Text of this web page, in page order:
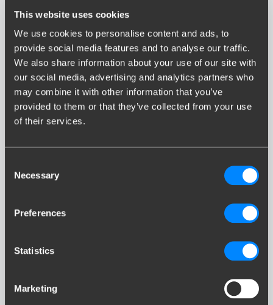
This website uses cookies
We use cookies to personalise content and ads, to
provide social media features and to analyse our traffic.
We also share information about your use of our site with
our social media, advertising and analytics partners who
may combine it with other information that you’ve
provided to them or that they’ve collected from your use
of their services.
Selection
Necessary
Preferences
Statistics
Marketing
DS 4 / DS 4 CROSSBACK